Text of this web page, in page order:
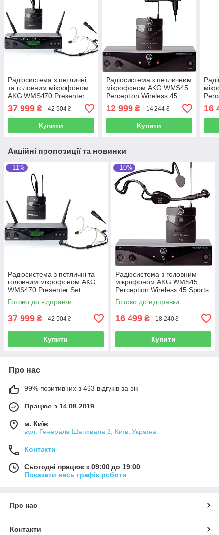
Радіосистема з петличні
та головним мікрофоном
AKG WMS470 Presenter
Set
37 999 ₴ 42 504 ₴
Купити
Радіосистема з петличним
мікрофоном AKG WMS45
Perception Wireless 45
Presenter Set
12 999₴ 14 244 ₴
Купити
16
Акційні пропозиції та новинки
–11%
Радіосистема з петличні та
головним мікрофоном AKG
WMS470 Presenter Set
Готово до відправки
37 999 ₴ 42 504 ₴
Купити
–10%
Радіосистема з головним
мікрофоном AKG WMS45
Perception Wireless 45 Sports
Set
Готово до відправки
16 499 ₴ 18 240 ₴
Купити
Про нас
99% позитивних з 463 відгуків за рік
Працює з 14.08.2019
м. Київ
вул. Генерала Шаповала 2, Київ, Україна
Контакти
Сьогодні працює з 09:00 до 19:00
Показати весь графік роботи
Про нас
Контакти